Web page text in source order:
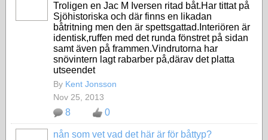
Troligen en Jac M Iversen ritad båt.Har tittat på
Sjöhistoriska och där finns en likadan
båtritning men den är spettsgattad.Interiören är
identisk,ruffen med det runda fönstret på sidan
samt även på frammen.Vindrutorna har
snövintern lagt rabarber på,därav det platta
utseendet
By Kent Jonsson
Nov 25, 2013
8 0
nån som vet vad det här är för båttyp?